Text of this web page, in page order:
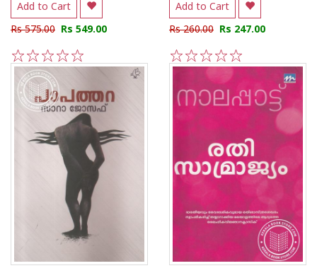
Add to Cart
Rs 575.00 Rs 549.00
5
4
3
2
1
Add to Cart
Rs 260.00 Rs 247.00
5
4
3
2
1